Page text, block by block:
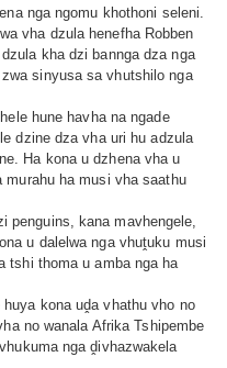
nga ngomu khothoni seleni.
vha dzula henefha Robben
kha dzi bannga dza nga
sinyusa sa vhutshilo nga
hune havha na ngade
dzine dza vha uri hu adzula
Ha kona u dzhena vha u
ha musi vha saathu
penguins, kana mavhengele,
u dalelwa nga vhuṱuku musi
tshi thoma u amba nga ha
kona uḓa vhathu vho no
no wanala Afrika Tshipembe
nga ḓivhazwakela